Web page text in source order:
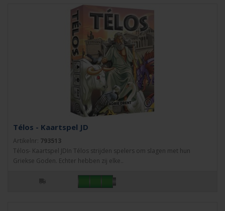
Télos - Kaartspel JD
Artikelnr: 793513
Télos- Kaartspel JDIn Télos strijden spelers om slagen met hun
Griekse Goden. Echter hebben zij elke..